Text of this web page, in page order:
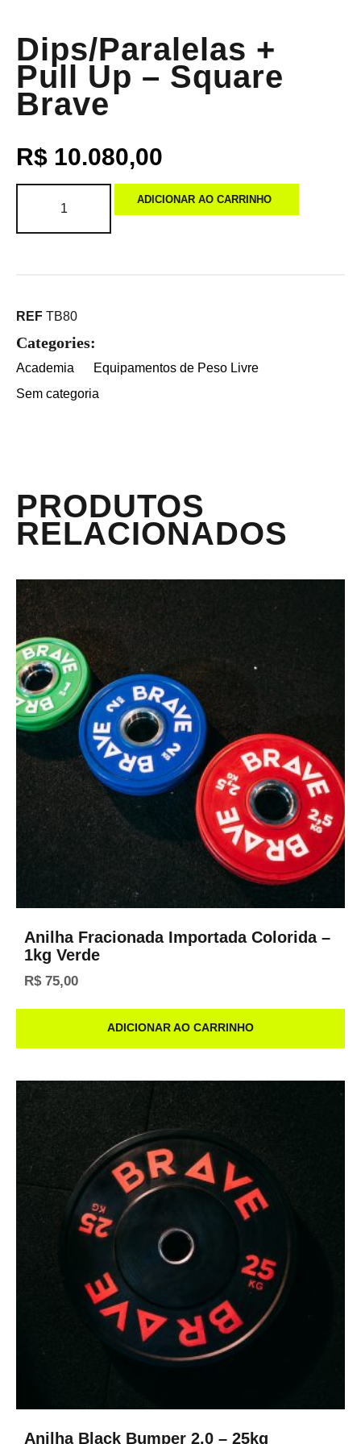
Dips/Paralelas +
Pull Up – Square
Brave
R$ 10.080,00
ADICIONAR AO CARRINHO
REF TB80
Categories:
Academia
Equipamentos de Peso Livre
Sem categoria
PRODUTOS
RELACIONADOS
Anilha Fracionada Importada Colorida –
1kg Verde
R$75,00
ADICIONAR AO CARRINHO
Anilha Black Bumper 2.0 – 25kg